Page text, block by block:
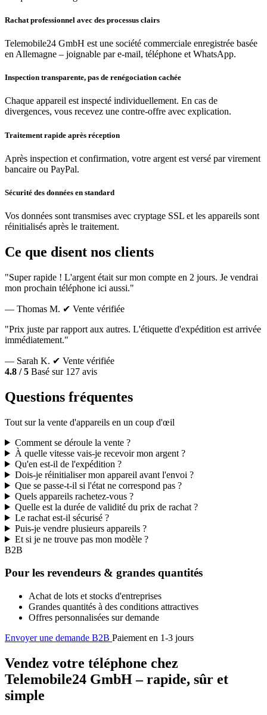
Rachat professionnel avec des processus clairs
Telemobile24 GmbH est une société commerciale enregistrée basée
en Allemagne – joignable par e-mail, téléphone et WhatsApp.
Inspection transparente, pas de renégociation cachée
Chaque appareil est inspecté individuellement. En cas de
divergences, vous recevez une contre-offre avec explication.
Traitement rapide après réception
Après inspection et confirmation, votre argent est versé par virement
bancaire ou PayPal.
Sécurité des données en standard
Vos données sont transmises avec cryptage SSL et les appareils sont
réinitialisés après le traitement.
Ce que disent nos clients
"Super rapide ! L'argent était sur mon compte en 2 jours. Je vendrai
mon prochain téléphone ici aussi."
— Thomas M. ✔ Vente vérifiée
"Prix juste par rapport aux autres. L'étiquette d'expédition est arrivée
immédiatement."
— Sarah K. ✔ Vente vérifiée
4.8 / 5 Basé sur 127 avis
Questions fréquentes
Tout sur la vente d'appareils en un coup d'œil
Comment se déroule la vente ?
À quelle vitesse vais-je recevoir mon argent ?
Qu'en est-il de l'expédition ?
Dois-je réinitialiser mon appareil avant l'envoi ?
Que se passe-t-il si l'état ne correspond pas ?
Quels appareils rachetez-vous ?
Quelle est la durée de validité du prix de rachat ?
Le rachat est-il sécurisé ?
Puis-je vendre plusieurs appareils ?
Et si je ne trouve pas mon modèle ?
B2B
Pour les revendeurs & grandes quantités
Achat de lots et stocks d'entreprises
Grandes quantités à des conditions attractives
Offres personnalisées sur demande
Envoyer une demande B2B Paiement en 1-3 jours
Vendez votre téléphone chez
Telemobile24 GmbH – rapide, sûr et
simple